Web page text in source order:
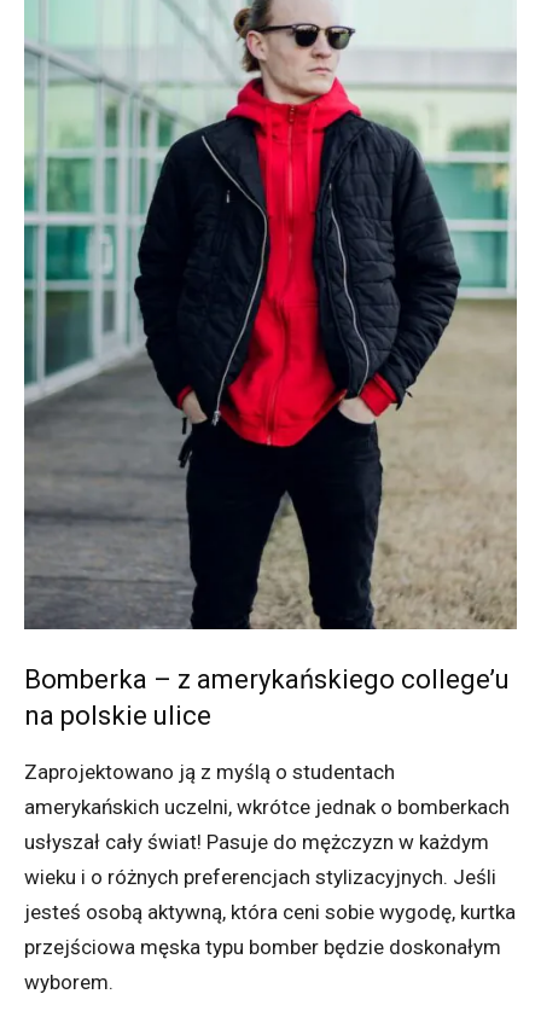
Bomberka – z amerykańskiego college’u
na polskie ulice
Zaprojektowano ją z myślą o studentach
amerykańskich uczelni, wkrótce jednak o bomberkach
usłyszał cały świat! Pasuje do mężczyzn w każdym
wieku i o różnych preferencjach stylizacyjnych. Jeśli
jesteś osobą aktywną, która ceni sobie wygodę, kurtka
przejściowa męska typu bomber będzie doskonałym
wyborem.